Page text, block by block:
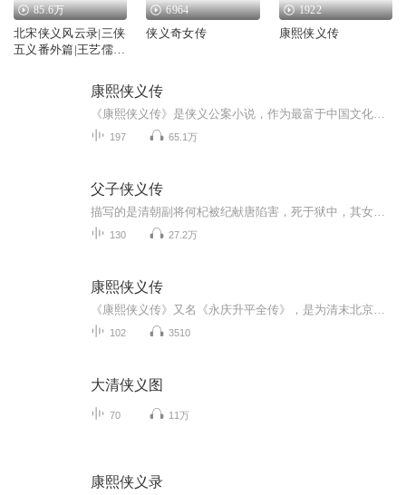
85.6万
北宋侠义风云录|三侠
五义番外篇|王艺儒评
6964
侠义奇女传
1922
康熙侠义传
康熙侠义传
197 65.1万
父子侠义传
130 27.2万
康熙侠义传
102 3510
大清侠义图
70 11万
康熙侠义录